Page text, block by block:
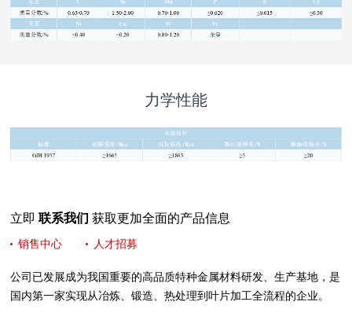
力学性能
立即联系我们 获取更加全面的产品信息
销售中心 人才招募
公司已发展成为我国重要的高品质特种金属材料研发、生产基地，是
国内第一家实现从冶炼、锻造、热处理到叶片加工全流程的企业。